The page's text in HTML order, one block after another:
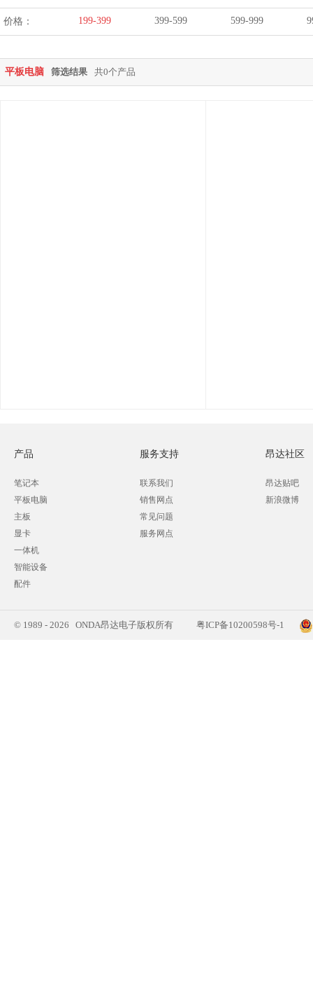
价格： 199-399 399-599 599-999
平板电脑 筛选结果 共0个产品
产品
笔记本
平板电脑
主板
显卡
一体机
智能设备
配件
服务支持
联系我们
销售网点
常见问题
服务网点
昂达社区
昂达贴吧
新浪微博
© 1989 - 2026 ONDA昂达电子版权所有 粤ICP备10200598号-1